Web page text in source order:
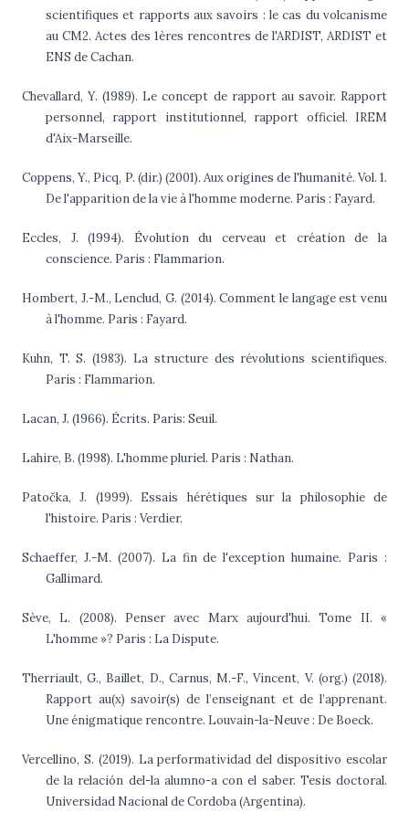
scientifiques et rapports aux savoirs : le cas du volcanisme
au CM2. Actes des 1ères rencontres de l'ARDIST, ARDIST et
ENS de Cachan.
Chevallard, Y. (1989). Le concept de rapport au savoir. Rapport
personnel, rapport institutionnel, rapport officiel. IREM
d'Aix-Marseille.
Coppens, Y., Picq, P. (dir.) (2001). Aux origines de l'humanité. Vol. 1.
De l'apparition de la vie à l'homme moderne. Paris : Fayard.
Eccles, J. (1994). Évolution du cerveau et création de la
conscience. Paris : Flammarion.
Hombert, J.-M., Lenclud, G. (2014). Comment le langage est venu
à l'homme. Paris : Fayard.
Kuhn, T. S. (1983). La structure des révolutions scientifiques.
Paris : Flammarion.
Lacan, J. (1966). Écrits. Paris: Seuil.
Lahire, B. (1998). L'homme pluriel. Paris : Nathan.
Patočka, J. (1999). Essais hérétiques sur la philosophie de
l'histoire. Paris : Verdier.
Schaeffer, J.-M. (2007). La fin de l'exception humaine. Paris :
Gallimard.
Sève, L. (2008). Penser avec Marx aujourd'hui. Tome II. «
L'homme »? Paris : La Dispute.
Therriault, G., Baillet, D., Carnus, M.-F., Vincent, V. (org.) (2018).
Rapport au(x) savoir(s) de l’enseignant et de l’apprenant.
Une énigmatique rencontre. Louvain-la-Neuve : De Boeck.
Vercellino, S. (2019). La performatividad del dispositivo escolar
de la relación del-la alumno-a con el saber. Tesis doctoral.
Universidad Nacional de Cordoba (Argentina).